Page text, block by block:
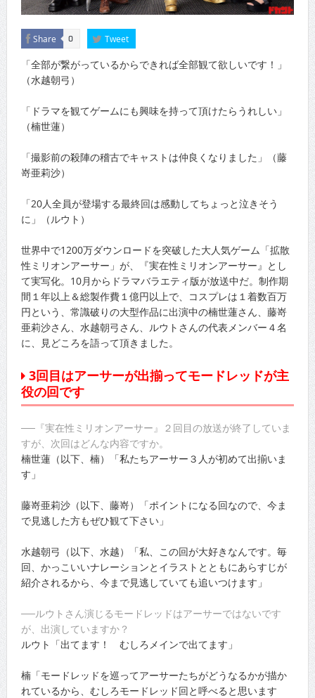
Share 0 Tweet
「全部が繋がっているからできれば全部観て欲しいです！」
（水越朝弓）
「ドラマを観てゲームにも興味を持って頂けたらうれしい」
（楠世蓮）
「撮影前の殺陣の稽古でキャストは仲良くなりました」（藤
嵜亜莉沙）
「20人全員が登場する最終回は感動してちょっと泣きそう
に」（ルウト）
世界中で1200万ダウンロードを突破した大人気ゲーム「拡散
性ミリオンアーサー」が、『実在性ミリオンアーサー』とし
て実写化。10月からドラマバラエティ版が放送中だ。制作期
間１年以上＆総製作費１億円以上で、コスプレは１着数百万
円という、常識破りの大型作品に出演中の楠世蓮さん、藤嵜
亜莉沙さん、水越朝弓さん、ルウトさんの代表メンバー４名
に、見どころを語って頂きました。
3回目はアーサーが出揃ってモードレッドが主
役の回です
──『実在性ミリオンアーサー』２回目の放送が終了していま
すが、次回はどんな内容ですか。
楠世蓮（以下、楠）「私たちアーサー３人が初めて出揃いま
す」
藤嵜亜莉沙（以下、藤嵜）「ポイントになる回なので、今ま
で見逃した方もぜひ観て下さい」
水越朝弓（以下、水越）「私、この回が大好きなんです。毎
回、かっこいいナレーションとイラストとともにあらすじが
紹介されるから、今まで見逃していても追いつけます」
──ルウトさん演じるモードレッドはアーサーではないです
が、出演していますか？
ルウト「出てます！ むしろメインで出てます」
楠「モードレッドを巡ってアーサーたちがどうなるかが描か
れているから、むしろモードレッド回と呼べると思います